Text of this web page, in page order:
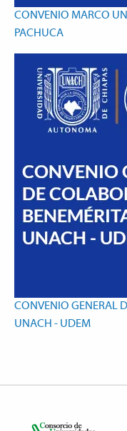
CONVENIO MARCO
PACHUCA
CONVENIO GENERAL
UNACH - UDEM